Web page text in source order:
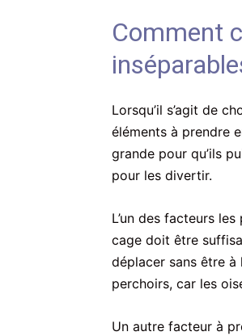
Comment
Lorsqu’il s’agit de
éléments à prendre
grande pour qu’ils
pour les divertir.
L’un des facteurs
cage doit être
déplacer sans être à
perchoirs, car les
Un autre facteur à